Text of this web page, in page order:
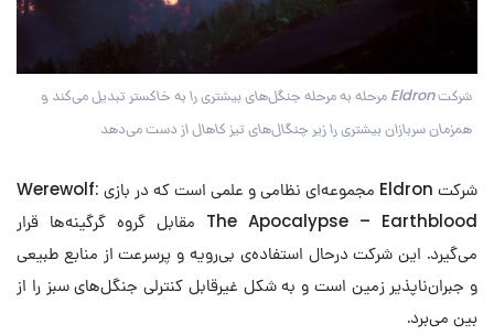
شرکت Eldron مرحله به مرحله جنگل‌های بیشتری را به خاکستر تبدیل می‌کند و
همزمان سربازان بیشتری را زیر چنگال‌های تیز کاهال از دست می‌دهد
شرکت Eldron مجموعه‌ای نظامی و علمی است که در بازی Werewolf:
The Apocalypse – Earthblood مقابل گروه گرگینه‌ها قرار
می‌گیرد. این شرکت درحال استفاده‌ی بی‌رویه و پرسرعت از منابع طبیعی
و جبران‌ناپذیر زمین است و به شکل غیرقابل کنترلی جنگل‌های سبز را از
بین می‌برد.